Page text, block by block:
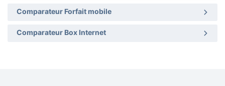
Comparateur Forfait mobile
Comparateur Box Internet